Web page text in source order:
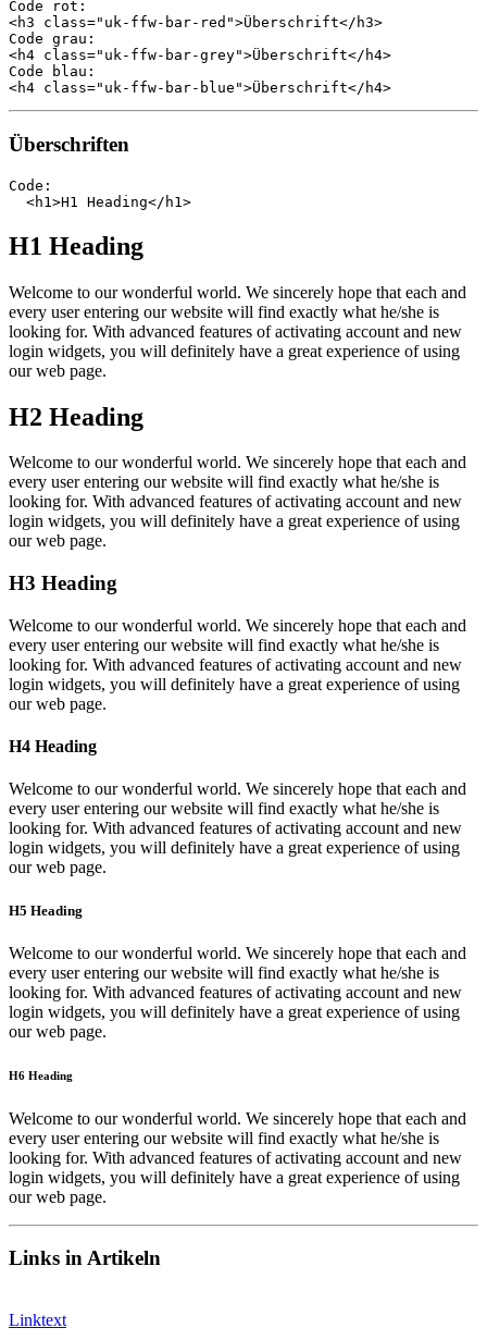
Code rot:
<h3 class="uk-ffw-bar-red">Überschrift</h3>
Code grau:
<h4 class="uk-ffw-bar-grey">Überschrift</h4>
Code blau:
Überschriften
Code:
H1 Heading
Welcome to our wonderful world. We sincerely hope that each and
every user entering our website will find exactly what he/she is
looking for. With advanced features of activating account and new
login widgets, you will definitely have a great experience of using
our web page.
H2 Heading
Welcome to our wonderful world. We sincerely hope that each and
every user entering our website will find exactly what he/she is
looking for. With advanced features of activating account and new
login widgets, you will definitely have a great experience of using
our web page.
H3 Heading
Welcome to our wonderful world. We sincerely hope that each and
every user entering our website will find exactly what he/she is
looking for. With advanced features of activating account and new
login widgets, you will definitely have a great experience of using
our web page.
H4 Heading
Welcome to our wonderful world. We sincerely hope that each and
every user entering our website will find exactly what he/she is
looking for. With advanced features of activating account and new
login widgets, you will definitely have a great experience of using
our web page.
H5 Heading
Welcome to our wonderful world. We sincerely hope that each and
every user entering our website will find exactly what he/she is
looking for. With advanced features of activating account and new
login widgets, you will definitely have a great experience of using
our web page.
H6 Heading
Welcome to our wonderful world. We sincerely hope that each and
every user entering our website will find exactly what he/she is
looking for. With advanced features of activating account and new
login widgets, you will definitely have a great experience of using
our web page.
Links in Artikeln
Linktext